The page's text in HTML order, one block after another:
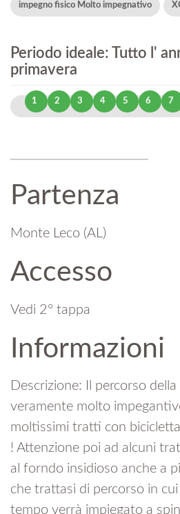
impegno fisico Molto impegnativo
Periodo ideale: Tutto l'
primavera
1 2 3 4 5 6 7
Partenza
Monte Leco (AL)
Accesso
Vedi 2° tappa
Informazioni
Descrizione: Il percorso
veramente molto
moltissimi tratti con
! Attenzione poi ad alcuni
al forndo insidioso anche a
che trattasi di percorso in
tempo verrà impiegato a